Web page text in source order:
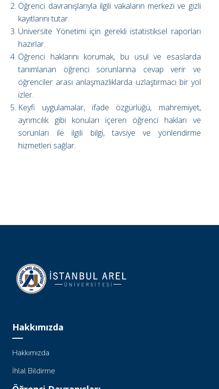
Öğrenci davranışlarıyla ilgili vakaların merkezi ve gizli
kayıtlarını tutar.
Üniversite Yönetimi için gerekli istatistiksel raporları
hazırlar.
Öğrenci haklarını korumak, bu usul ve esaslarda
tanımlanan öğrenci sorunlarına cevap verir ve
öğrenciler arası anlaşmazlıklarda uzlaştırmacı bir yol
izler.
Keyfi uygulamalar, ifade özgürlüğü, mahremiyet,
ayrımcılık gibi konuları içeren öğrenci hakları ve
sorunları ile ilgili bilgi, tavsiye ve yönlendirme
hizmetleri sağlar.
Hakkımızda
Hakkımızda
İhlal Bildirme